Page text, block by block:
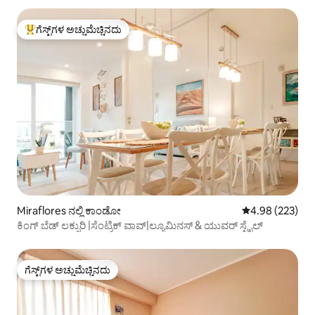
ಗೆಸ್ಟ್‌ಗಳಿಗೆ ಅತಿ ಹೆಚ್ಚು ಅಚ್ಚುಮೆಚ್ಚಿನದು
ಗೆಸ್ಟ್‌ಗಳ ಅಚ್ಚುಮೆಚ್ಚಿನದು
Miraflores ನಲ್ಲಿ ಕಾಂಡೋ 5 ರಲ್ಲಿ 4.98
4.98 (223)
ಕಿಂಗ್ ಬೆಡ್ ಲಕ್ಸುರಿ |ಸೆಂಟ್ರಿಕ್ ವಾವ್|ಲ್ಯೂಮಿನಸ್ & ಯುವರ್ ಸ್ಟೈಲ್
ಗೆಸ್ಟ್‌ಗಳ ಅಚ್ಚುಮೆಚ್ಚಿನದು
ಗೆಸ್ಟ್‌ಗಳ ಅಚ್ಚುಮೆಚ್ಚಿನದು